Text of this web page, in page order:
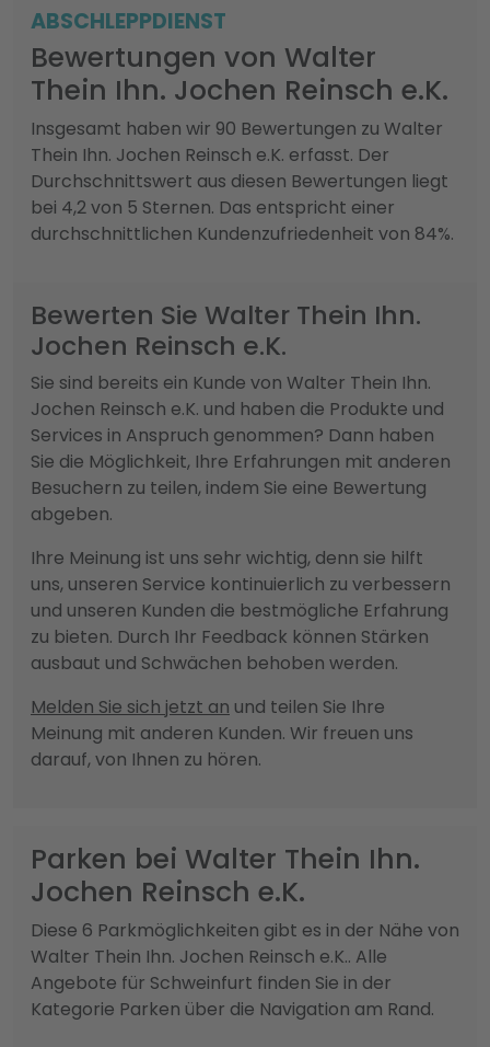
ABSCHLEPPDIENST
Bewertungen von Walter
Thein Ihn. Jochen Reinsch e.K.
Insgesamt haben wir 90 Bewertungen zu Walter
Thein Ihn. Jochen Reinsch e.K. erfasst. Der
Durchschnittswert aus diesen Bewertungen liegt
bei 4,2 von 5 Sternen. Das entspricht einer
durchschnittlichen Kundenzufriedenheit von 84%.
Bewerten Sie Walter Thein Ihn.
Jochen Reinsch e.K.
Sie sind bereits ein Kunde von Walter Thein Ihn.
Jochen Reinsch e.K. und haben die Produkte und
Services in Anspruch genommen? Dann haben
Sie die Möglichkeit, Ihre Erfahrungen mit anderen
Besuchern zu teilen, indem Sie eine Bewertung
abgeben.
Ihre Meinung ist uns sehr wichtig, denn sie hilft
uns, unseren Service kontinuierlich zu verbessern
und unseren Kunden die bestmögliche Erfahrung
zu bieten. Durch Ihr Feedback können Stärken
ausbaut und Schwächen behoben werden.
Melden Sie sich jetzt an und teilen Sie Ihre
Meinung mit anderen Kunden. Wir freuen uns
darauf, von Ihnen zu hören.
Parken bei Walter Thein Ihn.
Jochen Reinsch e.K.
Diese 6 Parkmöglichkeiten gibt es in der Nähe von
Walter Thein Ihn. Jochen Reinsch e.K.. Alle
Angebote für Schweinfurt finden Sie in der
Kategorie Parken über die Navigation am Rand.